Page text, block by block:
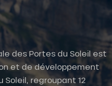
des Portes du Soleil est
et de développement
regroupant 12